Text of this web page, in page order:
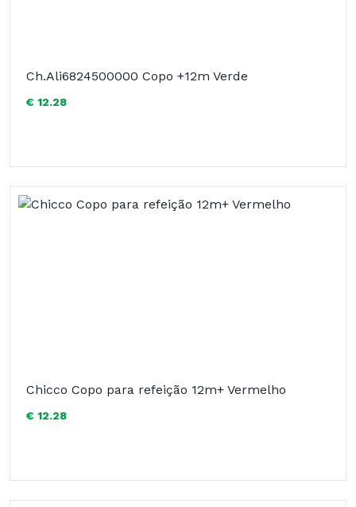
Ch.Ali6824500000 Copo +12m Verde
€ 12.28
Chicco Copo para refeição 12m+ Vermelho
€ 12.28